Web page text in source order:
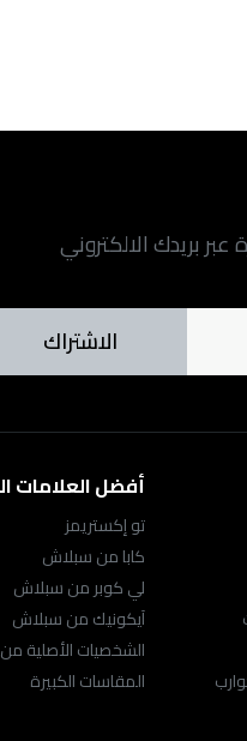
بريدك الالكتروني
الاشتراك
أفضل العلامات
تو إكستريمز
كابا من سبلاش
لي كوبر من سبلاش
آيكونيك من سبلاش
الشخصيات الأصلية
المقاسات الكبيرة